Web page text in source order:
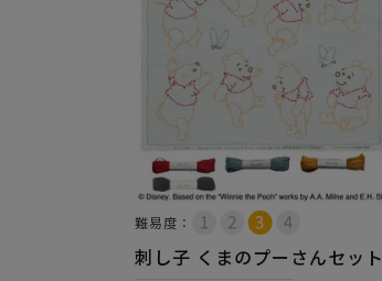
難易度：
刺し子 くまのプーさんセット